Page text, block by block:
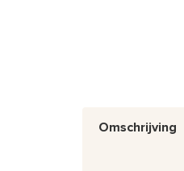
Omschrijving